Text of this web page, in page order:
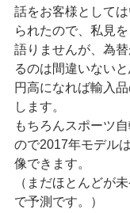
話をお客様として
られたので、私見
語りませんが、為
るのは間違いないと
円高になれば輸入
します。
もちろんスポーツ
ので2017年モデル
像できます。
（まだほとんどが
で予測です。）